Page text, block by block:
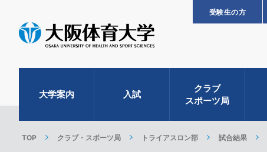
受験生の方
大学案内 入試
クラブ
スポーツ局
TOP クラブ・スポーツ局 トライアスロン部 試合結果